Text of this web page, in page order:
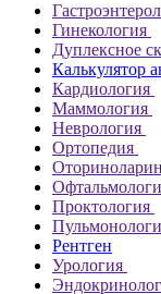
Гинекология
Дуплексное
Калькулятор
Кардиология
Маммология
Неврология
Ортопедия
Проктология
Рентген
Урология